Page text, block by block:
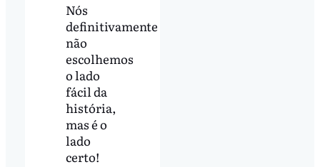
Nós
definitivamente
não
escolhemos
o lado
fácil da
história,
mas é o
lado
certo!